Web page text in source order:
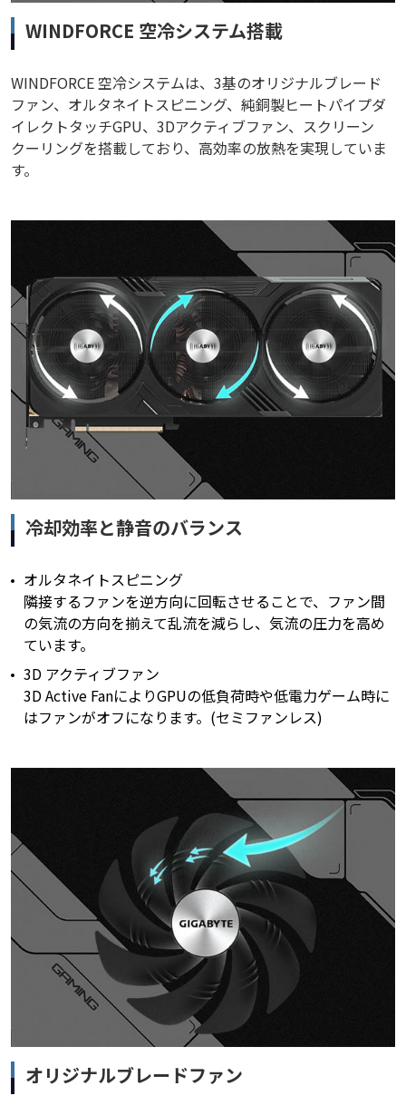
WINDFORCE 空冷システム搭載
WINDFORCE 空冷システムは、3基のオリジナルブレード
ファン、オルタネイトスピニング、純銅製ヒートパイプダ
イレクトタッチGPU、3Dアクティブファン、スクリーン
クーリングを搭載しており、高効率の放熱を実現していま
す。
冷却効率と静音のバランス
オルタネイトスピニング
隣接するファンを逆方向に回転させることで、ファン間
の気流の方向を揃えて乱流を減らし、気流の圧力を高め
ています。
3D アクティブファン
3D Active FanによりGPUの低負荷時や低電力ゲーム時に
はファンがオフになります。(セミファンレス)
オリジナルブレードファン